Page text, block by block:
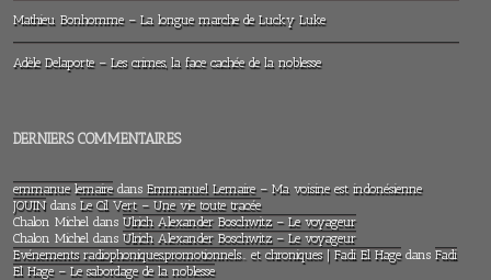
Mathieu Bonhomme – La longue marche de Lucky Luke
Adèle Delaporte – Les crimes, la face cachée de la noblesse
DERNIERS COMMENTAIRES
emmanue lemairedans Emmanuel Lemaire – Ma voisine est indonésienne
JOUINdans Le Cil Vert – Une vie toute tracée
Chalon Michel dans Ulrich Alexander Boschwitz – Le voyageur
Chalon Michel dans Ulrich Alexander Boschwitz – Le voyageur
Evénements radiophoniques,promotionnels… et chroniques | Fadi El Hagedans Fadi
El Hage – Le sabordage de la noblesse